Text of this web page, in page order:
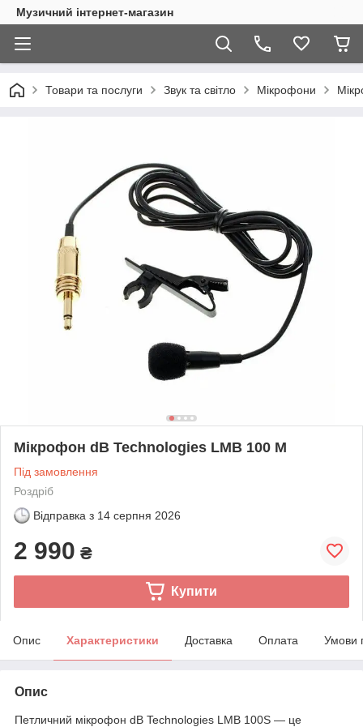
Музичний інтернет-магазин
Товари та послуги Звук та світло Мікрофони
Мікрофон dB Technologies LMB 100 M
Під замовлення
Роздріб
Відправка з 14 серпня 2026
2 990 ₴
Купити
Опис Характеристики Доставка Оплата Умови
Опис
Петличний мікрофон dB Technologies LMB 100S — це